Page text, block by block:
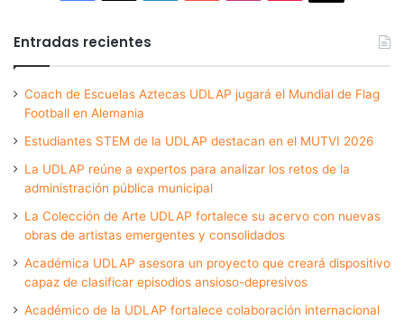
Entradas recientes
Coach de Escuelas Aztecas UDLAP jugará el Mundial de Flag
Football en Alemania
Estudiantes STEM de la UDLAP destacan en el MUTVI 2026
La UDLAP reúne a expertos para analizar los retos de la
administración pública municipal
La Colección de Arte UDLAP fortalece su acervo con nuevas
obras de artistas emergentes y consolidados
Académica UDLAP asesora un proyecto que creará dispositivo
capaz de clasificar episodios ansioso-depresivos
Académico de la UDLAP fortalece colaboración internacional